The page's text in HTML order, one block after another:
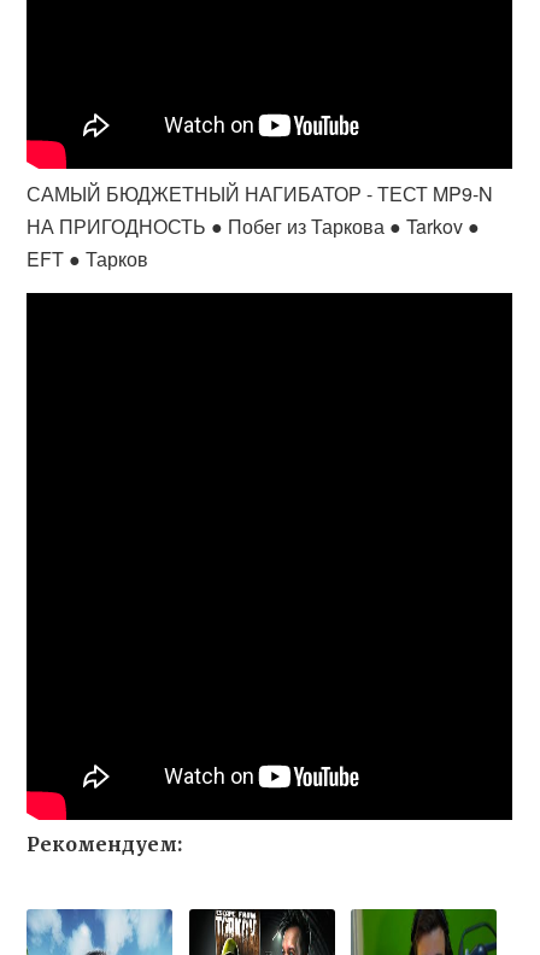
САМЫЙ БЮДЖЕТНЫЙ НАГИБАТОР - ТЕСТ MP9-N
НА ПРИГОДНОСТЬ ● Побег из Таркова ● Tarkov ●
EFT ● Тарков
Рекомендуем: